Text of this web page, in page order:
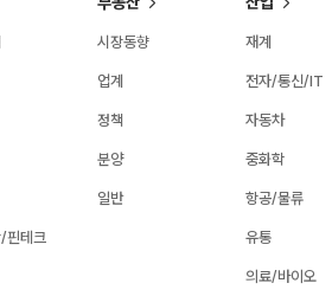
핀테크
시장동향
업계
정책
분양
일반
재계
전자/통신/IT
자동차
중화학
항공/물류
유통
의료/바이오